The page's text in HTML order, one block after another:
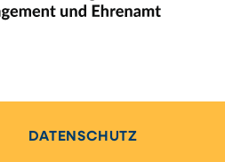
DATENSCHUTZ